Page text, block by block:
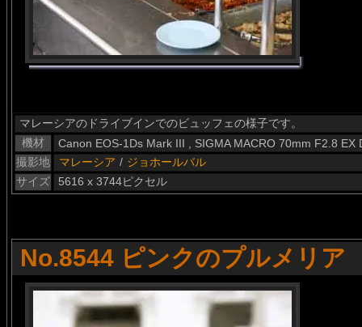
マレーシアのドライブインでのビュッフェの様子です。
機材
Canon EOS-1Ds Mark III , SIGMA MACRO 70mm F2.8 EX
撮影地
マレーシア / ジョホールバル
サイズ
5616 x 3744ピクセル
No.8544 ピンクのプルメリア